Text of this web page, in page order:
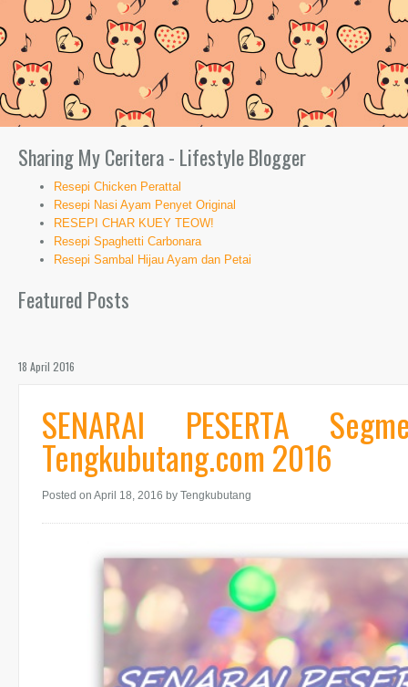
Sharing My Ceritera - Lifestyle Blogger
Resepi Chicken Perattal
Resepi Nasi Ayam Penyet Original
RESEPI CHAR KUEY TEOW!
Resepi Spaghetti Carbonara
Resepi Sambal Hijau Ayam dan Petai
Featured Posts
18 April 2016
SENARAI PESERTA
Tengkubutang.com 2016
Posted on April 18, 2016 by Tengkubutang